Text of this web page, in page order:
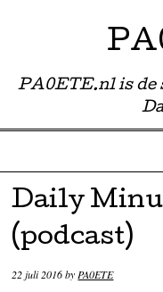
PA0ETE.nl is de
Skip to content
Daily
(podcast)
22 juli 2016byPA0ETE